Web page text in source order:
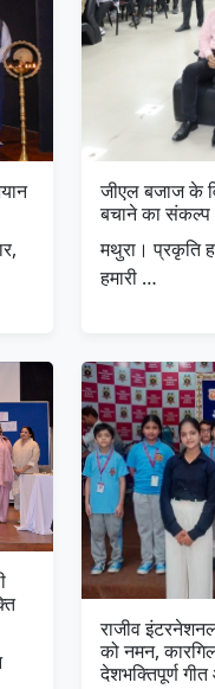
जीएल बजाज के
बचाने का संकल्प
मथुरा। प्रकृति
हमारी …
राजीव
को नमन,
देशभक्तिपूर्ण